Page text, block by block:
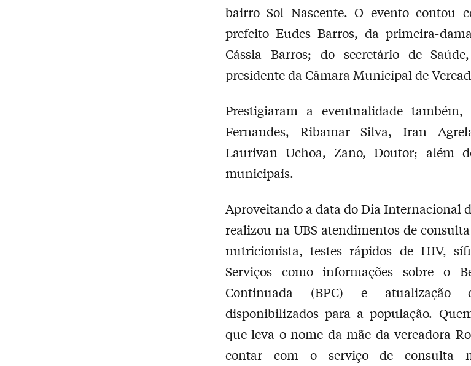
bairro Sol Nascente. O evento contou
prefeito Eudes Barros, da primeira-
Cássia Barros; do secretário de
presidente da Câmara Municipal de
Prestigiaram a eventualidade também,
Fernandes, Ribamar Silva, Iran
Laurivan Uchoa, Zano, Doutor; além
municipais.
Aproveitando a data do Dia Internacional
realizou na UBS atendimentos de
nutricionista, testes rápidos de HIV,
Serviços como informações sobre o
Continuada (BPC) e atualização
disponibilizados para a população.
que leva o nome da mãe da vereadora
contar com o serviço de consulta